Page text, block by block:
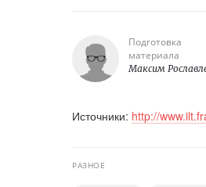
Подготовка
материала
Максим
Источники: http://
РАЗНОЕ